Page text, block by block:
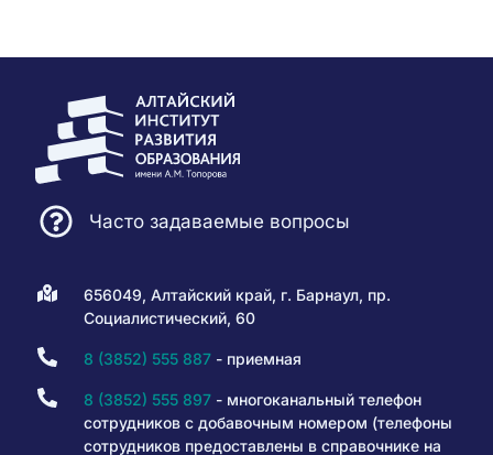
Часто задаваемые вопросы
656049, Алтайский край, г. Барнаул, пр.
Социалистический, 60
8 (3852) 555 887- приемная
8 (3852) 555 897- многоканальный телефон
сотрудников с добавочным номером (телефоны
сотрудников предоставлены в справочнике на